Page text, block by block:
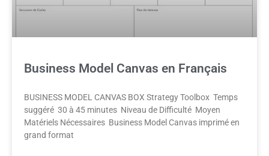
Business Model Canvas en Français
BUSINESS MODEL CANVAS BOX Strategy Toolbox Temps
suggéré 30 à 45 minutes Niveau de Difficulté Moyen
Matériels Nécessaires Business Model Canvas imprimé en
grand format